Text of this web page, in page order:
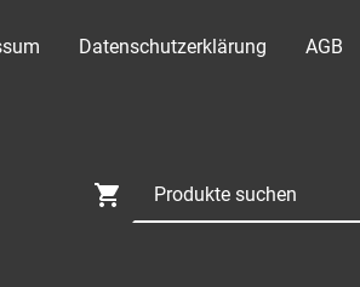
Datenschutzerklärung AGB